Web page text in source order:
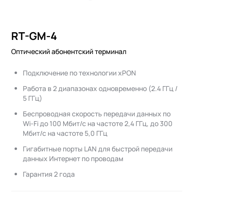
RT-GM-4
Оптический абонентский терминал
Подключение по технологии xPON
Работа в 2 диапазонах одновременно (2.4 ГГц /
5 ГГц)
Беспроводная скорость передачи данных по
Wi-Fi до 100 Мбит/с на частоте 2,4 ГГц, до 300
Мбит/с на частоте 5,0 ГГц
Гигабитные порты LAN для быстрой передачи
данных Интернет по проводам
Гарантия 2 года